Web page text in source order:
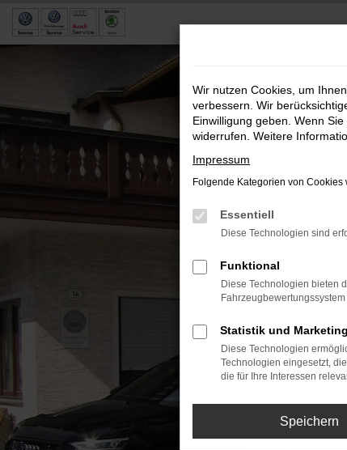
Zum
Wir nutzen Cookies, um
verbessern. Wir
Einwilligung geben. Wenn
widerrufen. Weitere
Impressum
Folgende Kategorien von
Essentiell
Diese Technologien sind
Funktional
Diese Technologien bieten
Statistik und Marketing
Diese Technologien
Technologien eingesetzt,
die für Ihre Interessen
Speichern